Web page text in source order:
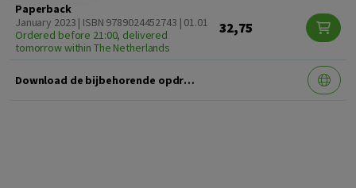
Paperback
January 2023 | ISBN 9789024452743 | 01.01
Ordered before 21:00, delivered
tomorrow within The Netherlands
32,75
Download de bijbehorende opdrachten